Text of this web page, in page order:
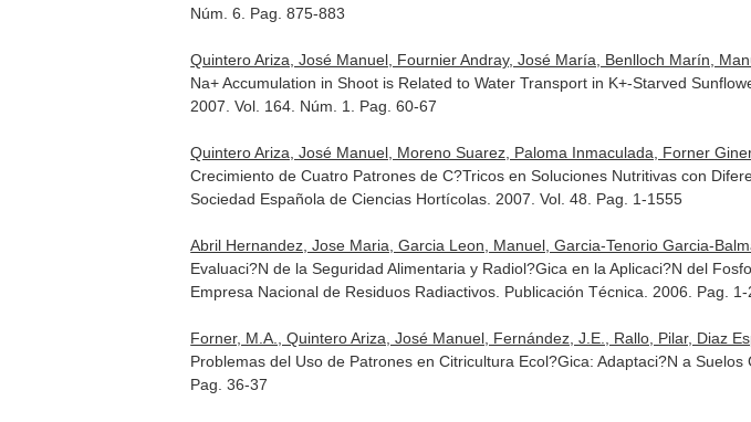
Núm. 6. Pag. 875-883
Quintero Ariza, José Manuel, Fournier Andray, José María, Benlloch Marín,
Na+ Accumulation in Shoot is Related to Water Transport in K+-Starved
2007. Vol. 164. Núm. 1. Pag. 60-67
Quintero Ariza, José Manuel, Moreno Suarez, Paloma Inmaculada, Forner
Crecimiento de Cuatro Patrones de C?Tricos en Soluciones Nutritivas con
Sociedad Española de Ciencias Hortícolas . 2007. Vol. 48. Pag. 1-1555
Abril Hernandez, Jose Maria, Garcia Leon, Manuel, Garcia-Tenorio Garcia-
Evaluaci?N de la Seguridad Alimentaria y Radiol?Gica en la Aplicaci?N del
Empresa Nacional de Residuos Radiactivos. Publicación Técnica . 2006. Pag.
Forner, M.A., Quintero Ariza, José Manuel, Fernández, J.E., Rallo, Pilar, Diaz
Problemas del Uso de Patrones en Citricultura Ecol?Gica: Adaptaci?N a Suelos
Pag. 36-37